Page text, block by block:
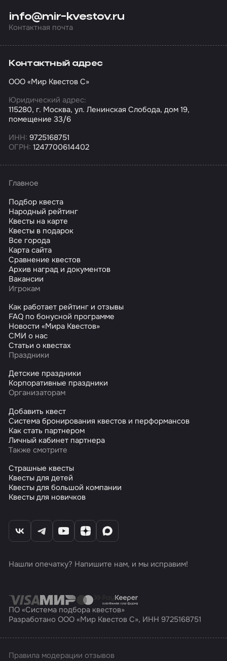
info@mir-kvestov.ru
Контактная почта
Контактный адрес
ООО «Мир Квестов С»
Юридический адрес:
115280, г. Москва, ул. Ленинская Слобода, дом 19,
помещение 33/6
ИНН: 9725168751
ОГРН: 1247700614402
Главное
Подбор квеста
Народный рейтинг
Квесты на карте
Квесты в подарок
Все города
Карта сайта
Сравнение квестов
Архив наград и документов
Вакансии
Игрокам
Как работает рейтинг и отзывы
FAQ по бонусной программе
Новости «Мира Квестов»
СМИ о нас
Статьи о квестах
Праздники
Детские праздники
Корпоративные праздники
Организаторам
Добавить квест
Система бронирования квестов и перформансов
Как стать партнером
Личный кабинет партнера
Также смотрите
Страшные квесты
Квесты для детей
Квесты для большой компании
Квесты для новичков
Нашли опечатку? Напишите нам, и мы исправим!
ПО «Система подбора квестов»
Разработано ООО «Мир Квестов С», ИНН 9725168751
Правила модерации отзывов